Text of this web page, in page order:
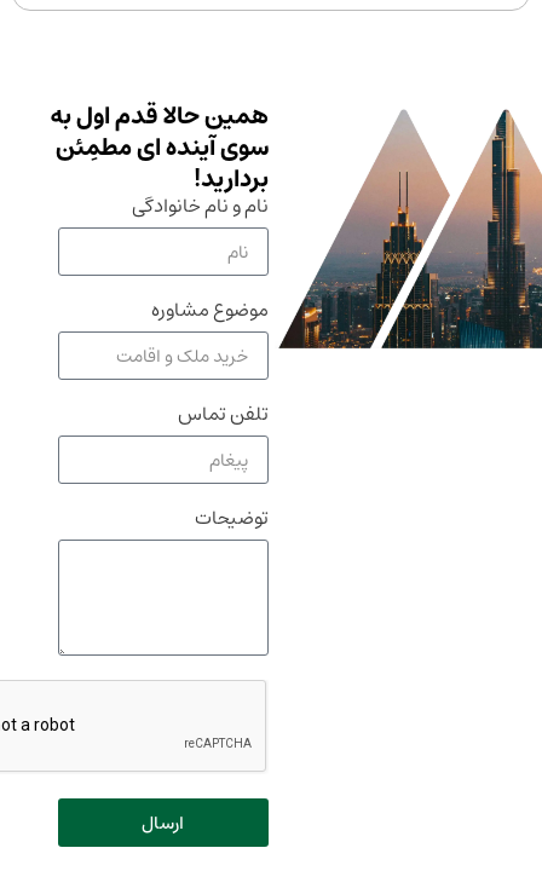
همین حالا قدم اول به
سوی آینده ای مطمِئن
بردارید!
نام و نام خانوادگی
موضوع مشاوره